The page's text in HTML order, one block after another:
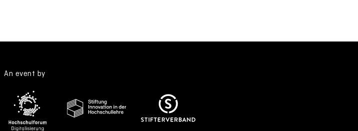
An event by